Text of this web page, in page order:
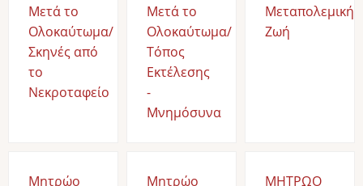
Μετά το
Ολοκαύτωμα/
Σκηνές από
το
Νεκροταφείο
Μετά το
Ολοκαύτωμα/
Τόπος
Εκτέλεσης
-
Μνημόσυνα
Μεταπολεμική
Ζωή
Μητρώο
Μητρώο
ΜΗΤΡΩΟ